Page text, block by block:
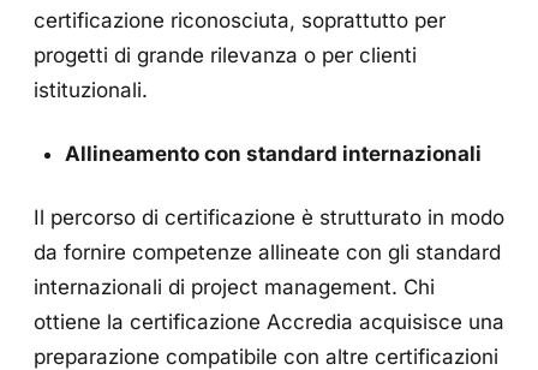
certificazione riconosciuta, soprattutto per
progetti di grande rilevanza o per clienti
istituzionali.
Allineamento con standard internazionali
Il percorso di certificazione è strutturato in modo
da fornire competenze allineate con gli standard
internazionali di project management. Chi
ottiene la certificazione Accredia acquisisce una
preparazione compatibile con altre certificazioni